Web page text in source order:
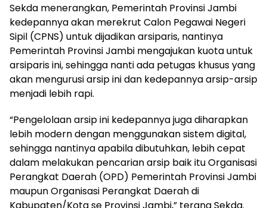
Sekda menerangkan, Pemerintah Provinsi Jambi
kedepannya akan merekrut Calon Pegawai Negeri
Sipil (CPNS) untuk dijadikan arsiparis, nantinya
Pemerintah Provinsi Jambi mengajukan kuota untuk
arsiparis ini, sehingga nanti ada petugas khusus yang
akan mengurusi arsip ini dan kedepannya arsip-arsip
menjadi lebih rapi.
“Pengelolaan arsip ini kedepannya juga diharapkan
lebih modern dengan menggunakan sistem digital,
sehingga nantinya apabila dibutuhkan, lebih cepat
dalam melakukan pencarian arsip baik itu Organisasi
Perangkat Daerah (OPD) Pemerintah Provinsi Jambi
maupun Organisasi Perangkat Daerah di
Kabupaten/Kota se Provinsi Jambi,” terang Sekda.